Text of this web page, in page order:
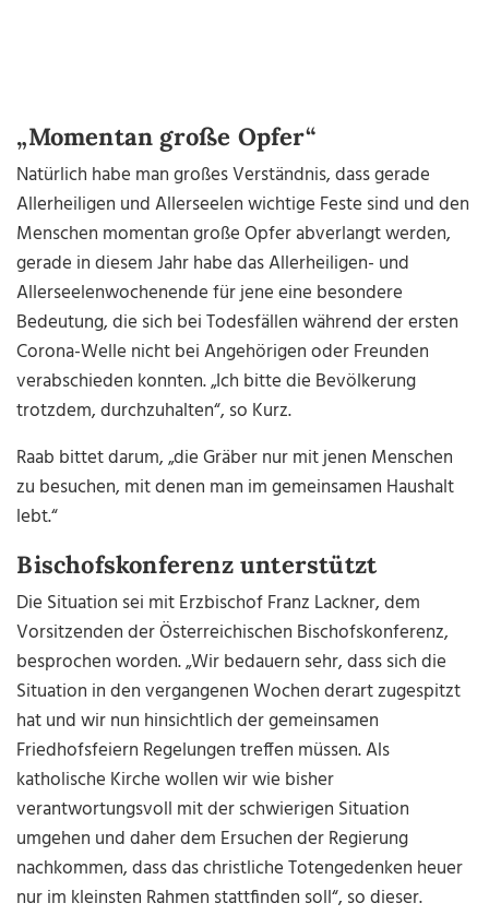
„Momentan große Opfer“
Natürlich habe man großes Verständnis, dass gerade
Allerheiligen und Allerseelen wichtige Feste sind und den
Menschen momentan große Opfer abverlangt werden,
gerade in diesem Jahr habe das Allerheiligen- und
Allerseelenwochenende für jene eine besondere
Bedeutung, die sich bei Todesfällen während der ersten
Corona-Welle nicht bei Angehörigen oder Freunden
verabschieden konnten. „Ich bitte die Bevölkerung
trotzdem, durchzuhalten“, so Kurz.
Raab bittet darum, „die Gräber nur mit jenen Menschen
zu besuchen, mit denen man im gemeinsamen Haushalt
lebt.“
Bischofskonferenz unterstützt
Die Situation sei mit Erzbischof Franz Lackner, dem
Vorsitzenden der Österreichischen Bischofskonferenz,
besprochen worden. „Wir bedauern sehr, dass sich die
Situation in den vergangenen Wochen derart zugespitzt
hat und wir nun hinsichtlich der gemeinsamen
Friedhofsfeiern Regelungen treffen müssen. Als
katholische Kirche wollen wir wie bisher
verantwortungsvoll mit der schwierigen Situation
umgehen und daher dem Ersuchen der Regierung
nachkommen, dass das christliche Totengedenken heuer
nur im kleinsten Rahmen stattfinden soll“, so dieser.